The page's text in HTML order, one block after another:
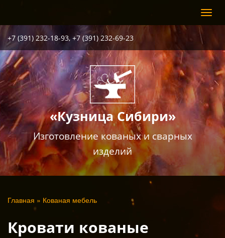
основному
содержанию
+7 (391) 232-18-93, +7 (391) 232-69-23
«Кузница Сибири»
Изготовление кованых и сварных
изделий
Вы
здесь
Главная » Кованая мебель
Кровати кованые